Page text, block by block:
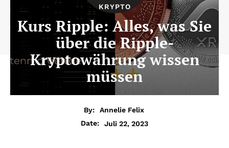
KRYPTO
Kurs Ripple: Alles, was Sie
über die Ripple-
Kryptowährung wissen
müssen
By:
Annelie Felix
Date:
Juli 22, 2023